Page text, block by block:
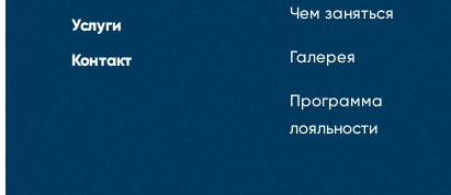
Услуги
Контакт
Чем заняться
Галерея
Программа
лояльности